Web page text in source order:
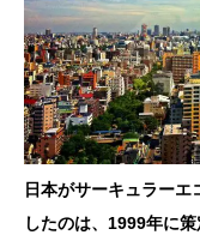
日本がサーキュラーエ
したのは、1999年に